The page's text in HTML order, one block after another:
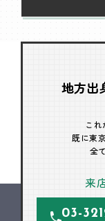
地方出
これ
既に東
全
来
03-